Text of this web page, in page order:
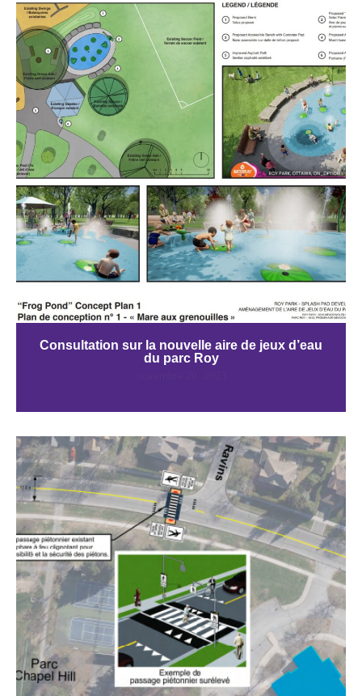
Consultation sur la nouvelle aire de jeux d’eau
du parc Roy